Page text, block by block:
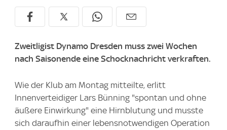
Zweitligist Dynamo Dresden muss zwei Wochen
nach Saisonende eine Schocknachricht verkraften.
Wie der Klub am Montag mitteilte, erlitt
Innenverteidiger Lars Bünning "spontan und ohne
äußere Einwirkung" eine Hirnblutung und musste
sich daraufhin einer lebensnotwendigen Operation